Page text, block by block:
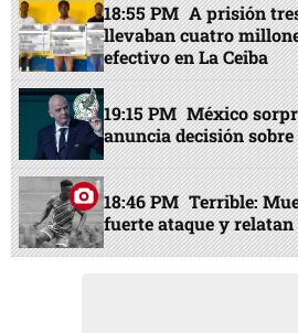
18:55 PM A prisión
llevaban cuatro
efectivo en La Ceiba
19:15 PM México
anuncia decisión
18:46 PM Terrible:
fuerte ataque y relatan